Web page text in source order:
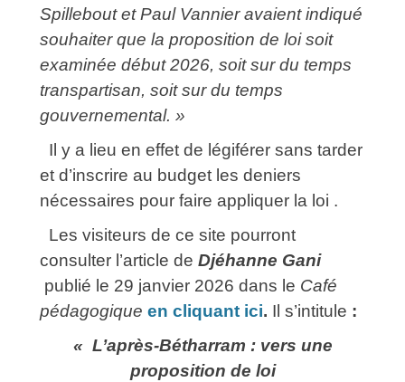
Spillebout et Paul Vannieravaient indiqué
souhaiter que la proposition de loi soit
examinée début 2026, soit sur du temps
transpartisan, soit sur du temps
gouvernemental. »
Il y a lieu en effet de légiférer sans tarder
et d’inscrire au budget les deniers
nécessaires pour faire appliquer la loi .
Les visiteurs de ce site pourront
consulter l’article de Djéhanne Gani
publié le 29 janvier 2026 dans le Café
pédagogique en cliquant ici. Il s’intitule :
« L’après-Bétharram : vers une
proposition de loi